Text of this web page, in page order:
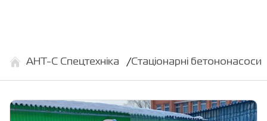
АНТ-С Спецтехніка Стаціонарні бетононасоси